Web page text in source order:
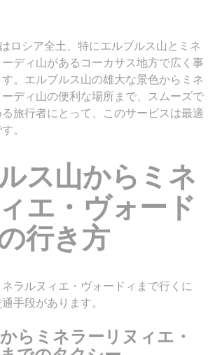
ロシア全土、特にエルブルス山とミネ
ディ山があるコーカサス地方で広く事
。エルブルス山の雄大な景色からミネ
ディ山の便利な場所まで、スムーズで
旅行者にとって、このサービスは最適
。
ス山からミネ
エ・ヴォード
行き方
ラルヌィエ・ヴォードィまで行くに
手段があります。
らミネラーリヌィエ・